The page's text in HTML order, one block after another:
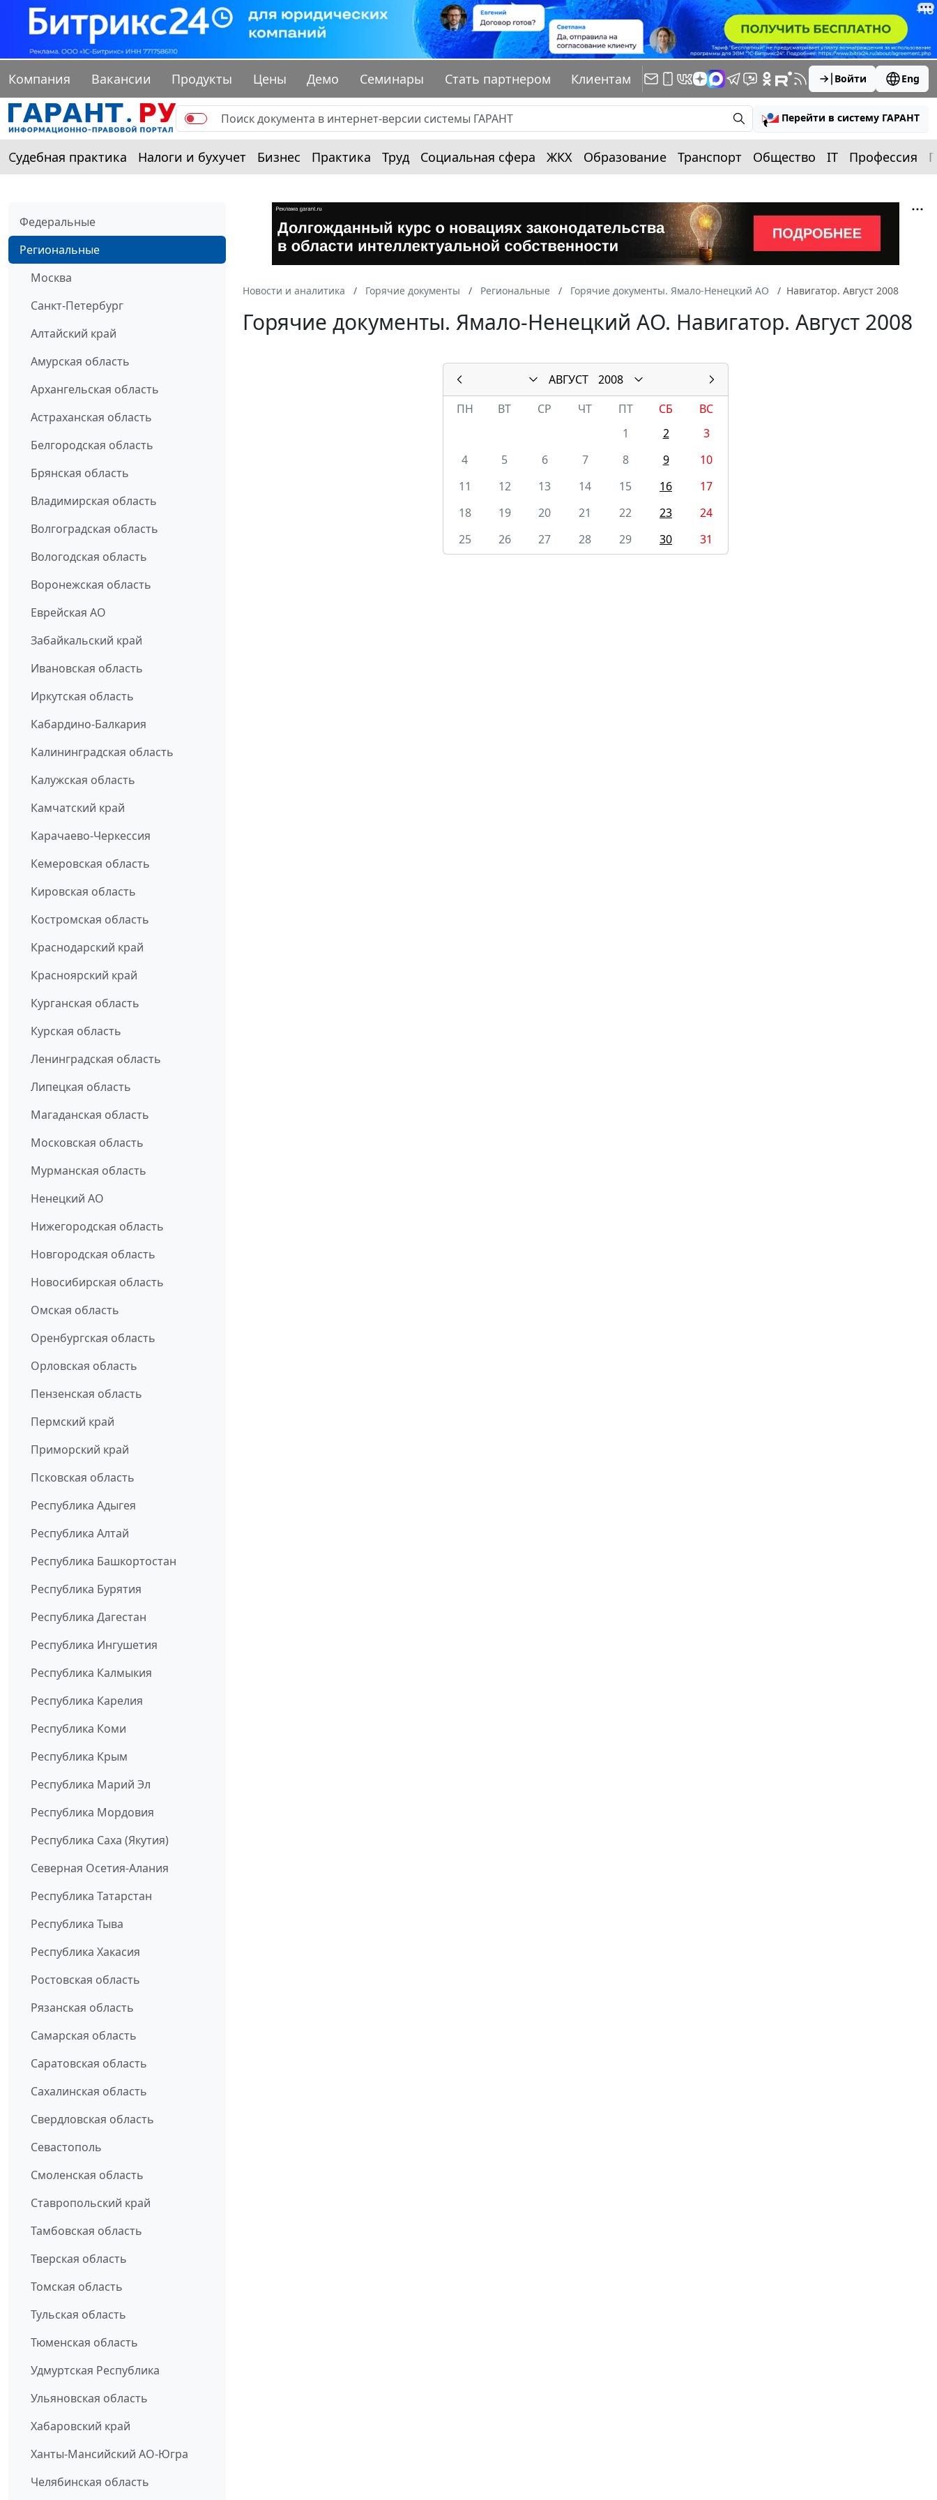
Компания Вакансии Продукты Цены Демо Семинары Стать партнером Клиентам Войти Eng
Перейти в систему ГАРАНТ
Судебная практика Налоги и бухучет Бизнес Практика Труд Социальная сфера ЖКХ Образование Транспорт Общество IT Профессия
Федеральные
Региональные
Москва
Санкт-Петербург
Алтайский край
Амурская область
Архангельская область
Астраханская область
Белгородская область
Брянская область
Владимирская область
Волгоградская область
Вологодская область
Воронежская область
Еврейская АО
Забайкальский край
Ивановская область
Иркутская область
Кабардино-Балкария
Калининградская область
Калужская область
Камчатский край
Карачаево-Черкессия
Кемеровская область
Кировская область
Костромская область
Краснодарский край
Красноярский край
Курганская область
Курская область
Ленинградская область
Липецкая область
Магаданская область
Московская область
Мурманская область
Ненецкий АО
Нижегородская область
Новгородская область
Новосибирская область
Омская область
Оренбургская область
Орловская область
Пензенская область
Пермский край
Приморский край
Псковская область
Республика Адыгея
Республика Алтай
Республика Башкортостан
Республика Бурятия
Республика Дагестан
Республика Ингушетия
Республика Калмыкия
Республика Карелия
Республика Коми
Республика Крым
Республика Марий Эл
Республика Мордовия
Республика Саха (Якутия)
Северная Осетия-Алания
Республика Татарстан
Республика Тыва
Республика Хакасия
Ростовская область
Рязанская область
Самарская область
Саратовская область
Сахалинская область
Свердловская область
Севастополь
Смоленская область
Ставропольский край
Тамбовская область
Тверская область
Томская область
Тульская область
Тюменская область
Удмуртская Республика
Ульяновская область
Хабаровский край
Ханты-Мансийский АО-Югра
Челябинская область
Новости и аналитика Горячие документы Региональные Горячие документы. Ямало-Ненецкий АО Навигатор. Август 2008
Горячие документы. Ямало-Ненецкий АО. Навигатор. Август 2008
АВГУСТ
2008
ПН
ВТ СР ЧТ ПТ СБ
ВС
1
2
3
4
5 6 7 8 9
10
11
12 13 14 15 16
17
18
19 20 21 22 23
24
25
26 27 28 29 30 31